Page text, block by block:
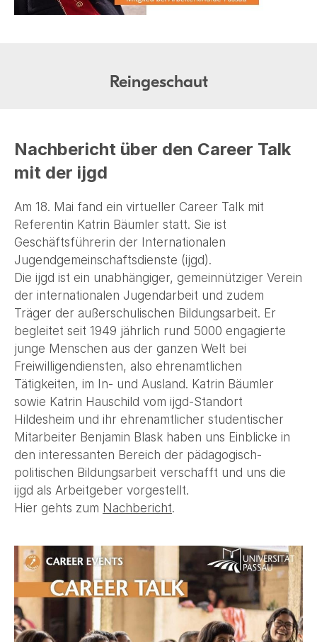
Reingeschaut
Nachbericht über den Career Talk
mit der ijgd
Am 18. Mai fand ein virtueller Career Talk mit
Referentin Katrin Bäumler statt. Sie ist
Geschäftsführerin der Internationalen
Jugendgemeinschaftsdienste (ijgd).
Die ijgd ist ein unabhängiger, gemeinnütziger Verein
der internationalen Jugendarbeit und zudem
Träger der außerschulischen Bildungsarbeit. Er
begleitet seit 1949 jährlich rund 5000 engagierte
junge Menschen aus der ganzen Welt bei
Freiwilligendiensten, also ehrenamtlichen
Tätigkeiten, im In- und Ausland. Katrin Bäumler
sowie Katrin Hauschild vom ijgd-Standort
Hildesheim und ihr ehrenamtlicher studentischer
Mitarbeiter Benjamin Blask haben uns Einblicke in
den interessanten Bereich der pädagogisch-
politischen Bildungsarbeit verschafft und uns die
ijgd als Arbeitgeber vorgestellt.
Hier gehts zum Nachbericht.